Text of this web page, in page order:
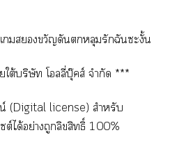
ขวัญดันหลุมรักฉันะงั้น
ใต้บริษัท โลลี่บุ๊คส์ จำกัด ***
(Digital license) สำหรับ
ต์ได้อย่างถูกลิขสิทธิ์ 100%